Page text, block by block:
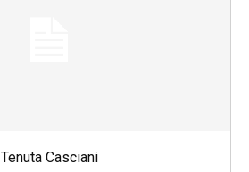
Tenuta Casciani